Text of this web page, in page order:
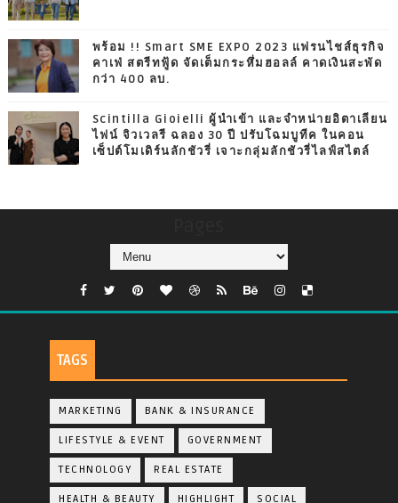
พร้อม !! Smart SME EXPO 2023 แฟรนไชส์ธุรกิจ
คาเฟ่ สตรีทฟู้ด จัดเต็มกระหึ่มฮอลล์ คาดเงินสะพัด
กว่า 400 ลบ.
Scintilla Gioielli ผู้นำเข้า และจำหน่ายอิตาเลียน
ไฟน์ จิวเวลรี ฉลอง 30 ปี ปรับโฉมบูทีค ในคอน
เซ็ปต์โมเดิร์นลักชัวรี่ เจาะกลุ่มลักชัวรี่ไลฟ์สไตล์
TAGS
MARKETING BANK & INSURANCE
LIFESTYLE & EVENT GOVERNMENT
TECHNOLOGY REAL ESTATE
HEALTH & BEAUTY HIGHLIGHT SOCIAL